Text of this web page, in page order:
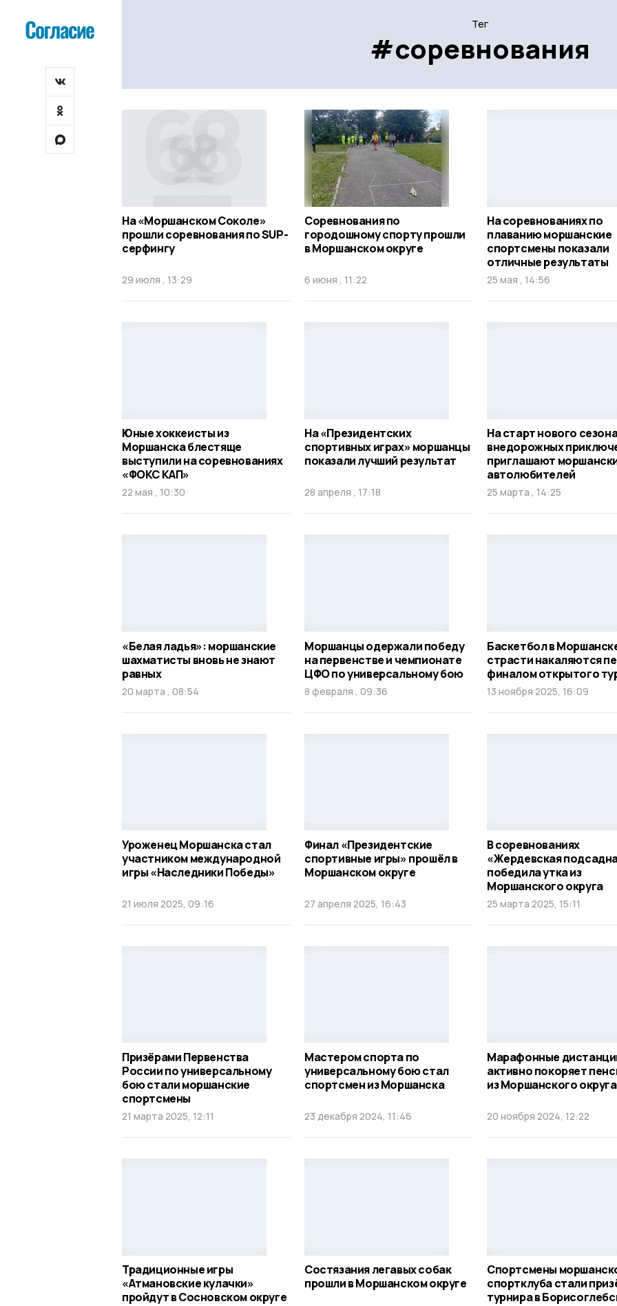
Тег
#соревнования
На «Моршанском Соколе»
прошли соревнования по SUP-
серфингу
29 июля , 13:29
Соревнования по
городошному спорту прошли
в Моршанском округе
6 июня , 11:22
На соревнованиях по
плаванию моршанские
спортсмены показали
отличные результаты
25 мая , 14:56
Юные хоккеисты из
Моршанска блестяще
выступили на соревнованиях
«ФОКС КАП»
22 мая , 10:30
На «Президентских
спортивных играх» моршанцы
показали лучший результат
28 апреля , 17:18
На старт нового
внедорожных
приглашают
автолюбителей
25 марта , 14:25
«Белая ладья»: моршанские
шахматисты вновь не знают
равных
20 марта , 08:54
Моршанцы одержали победу
на первенстве и чемпионате
ЦФО по универсальному бою
8 февраля , 09:36
Баскетбол в
страсти накаляются
финалом открытого
13 ноября 2025, 16:09
Уроженец Моршанска стал
участником международной
игры «Наследники Победы»
21 июля 2025, 09:16
Финал «Президентские
спортивные игры» прошёл в
Моршанском округе
27 апреля 2025, 16:43
В соревнованиях
«Жердевская
победила утка из
Моршанского округа
25 марта 2025, 15:11
Призёрами Первенства
России по универсальному
бою стали моршанские
спортсмены
21 марта 2025, 12:11
Мастером спорта по
универсальному бою стал
спортсмен из Моршанска
23 декабря 2024, 11:46
Марафонные
активно покоряет
из Моршанского округа
20 ноября 2024, 12:22
Традиционные игры
«Атмановские кулачки»
пройдут в Сосновском округе
Состязания легавых собак
прошли в Моршанском округе
Спортсмены
спортклуба стали
турнира в